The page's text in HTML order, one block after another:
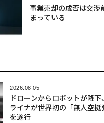
事業売却の成否は交渉
まっている
2026.08.05
ドローンからロボットが降下
ライナが世界初の「無人空挺
を遂行